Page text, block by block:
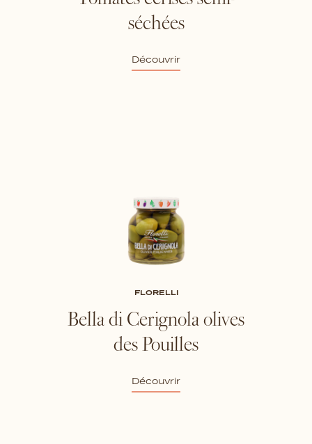
séchées
Découvrir
FLORELLI
Bella di Cerignola olives
des Pouilles
Découvrir